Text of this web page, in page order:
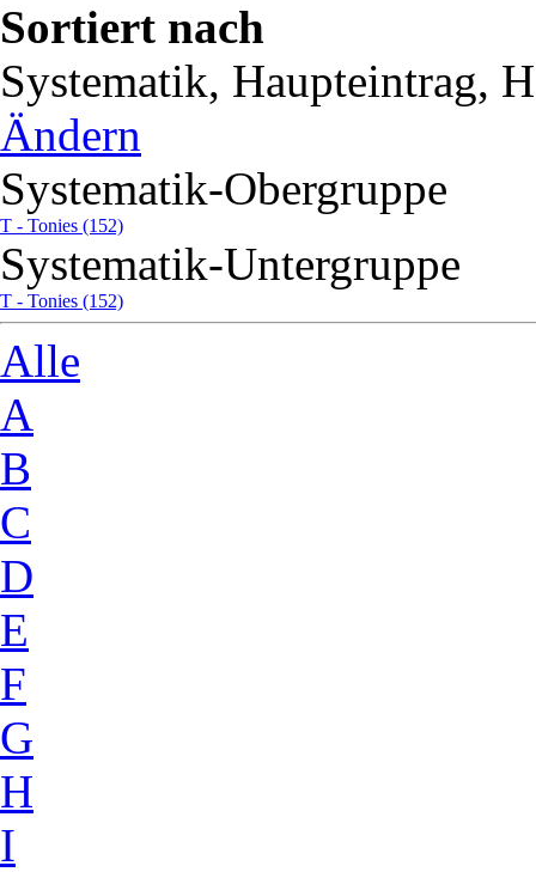
Sortiert nach
Systematik, Haupteintrag,
Ändern
Systematik-Obergruppe
T - Tonies (152)
Systematik-Untergruppe
T - Tonies (152)
Alle
A
B
C
D
E
F
G
H
I